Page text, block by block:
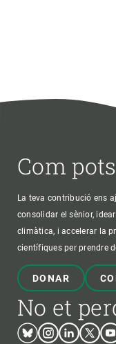
Com
La teva contribució ens
consolidar el sènior,
climàtica, i accelerar la
científiques per prendre
DONAR
No et
BlueskyInstagram
LinkedinTwitter